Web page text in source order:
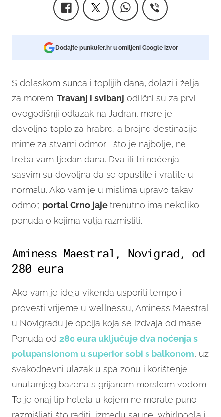
Dodajte punkufer.hr u omiljeni Google izvor
S dolaskom sunca i toplijih dana, dolazi i želja
za morem. Travanj i svibanj odlični su za prvi
ovogodišnji odlazak na Jadran, more je
dovoljno toplo za hrabre, a brojne destinacije
mirne za stvarni odmor. I što je najbolje, ne
treba vam tjedan dana. Dva ili tri noćenja
sasvim su dovoljna da se opustite i vratite u
normalu. Ako vam je u mislima upravo takav
odmor, portal Crno jaje trenutno ima nekoliko
ponuda o kojima valja razmisliti.
Aminess Maestral, Novigrad, od
280 eura
Ako vam je ideja vikenda usporiti tempo i
provesti vrijeme u wellnessu, Aminess Maestral
u Novigradu je opcija koja se izdvaja od mase.
Ponuda od 280 eura uključuje dva noćenja s
polupansionom u superior sobi s balkonom, uz
svakodnevni ulazak u spa zonu i korištenje
unutarnjeg bazena s grijanom morskom vodom.
To je onaj tip hotela u kojem ne morate puno